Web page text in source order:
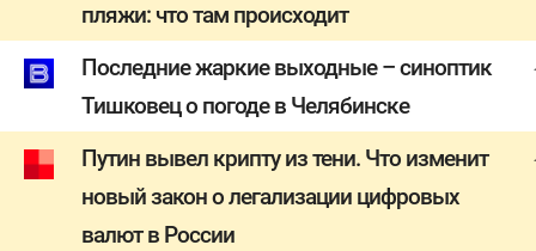
пляжи: что там происходит
Последние жаркие выходные – синоптик
Тишковец о погоде в Челябинске
Путин вывел крипту из тени. Что изменит
новый закон о легализации цифровых
валют в России